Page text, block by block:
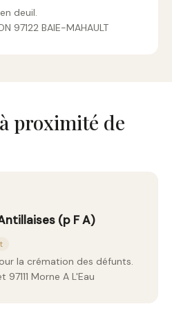
deuil.
97122 BAIE-MAHAULT
proximité de
(p F A)
la crémation des défunts.
Morne A L'Eau